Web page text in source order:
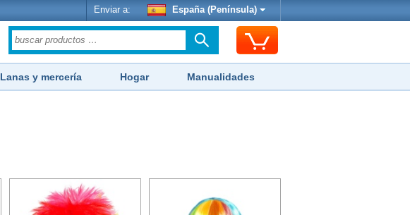
Enviar a: España (Península)
Lanas y mercería Hogar Manualidades